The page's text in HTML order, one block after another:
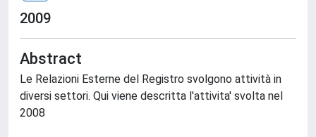
2009
Abstract
Le Relazioni Esterne del Registro svolgono attività in
diversi settori. Qui viene descritta l'attivita' svolta nel
2008